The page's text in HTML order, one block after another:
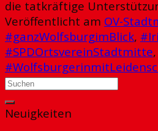
die tatkräftige
Veröffentlicht am OV-
#ganzWolfsburgimBlick,
#SPDOrtsvereinStadtmitte,
Neuigkeiten